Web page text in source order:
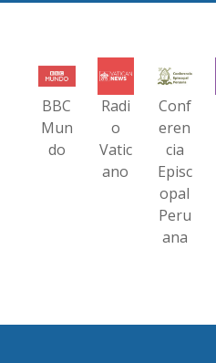
BBC
Mun
do
Radi
o
Vatic
ano
Conf
eren
cia
Episc
opal
Peru
ana